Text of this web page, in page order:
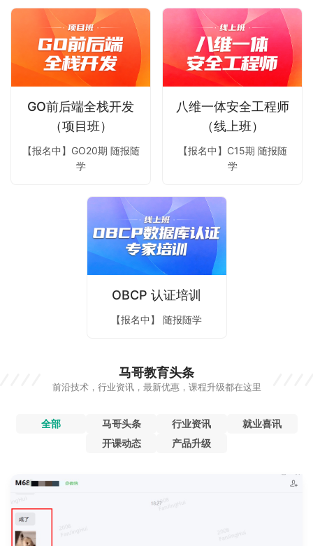
GO前后端全栈开发
（项目班）
【报名中】GO20期 随报随
学
八维一体安全工程师
（线上班）
【报名中】C15期 随报随
学
OBCP 认证培训
【报名中】 随报随学
马哥教育头条
前沿技术，行业资讯，最新优惠，课程升级都在这里
全部 马哥头条 行业资讯
就业喜讯
开课动态
产品升级